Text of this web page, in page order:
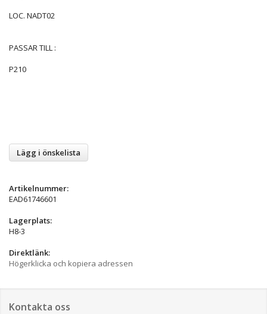
LOC. NADT02
PASSAR TILL :
P210
Lägg i önskelista
Artikelnummer:
EAD61746601
Lagerplats:
H8-3
Direktlänk:
Högerklicka och kopiera adressen
Kontakta oss